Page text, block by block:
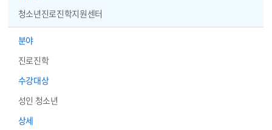
청소년진로진학지원센터
분야
진로진학
수강대상
성인 청소년
상세